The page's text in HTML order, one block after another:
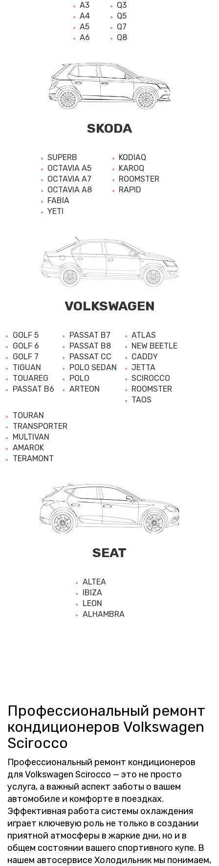
A3
A4
A5
A6
Q3
Q5
Q7
Q8
SKODA
SUPERB
OCTAVIA A5
OCTAVIA A7
OCTAVIA A8
FABIA
YETI
KODIAQ
KAROQ
ROOMSTER
RAPID
VOLKSWAGEN
GOLF 5
GOLF 6
GOLF 7
TIGUAN
TOUAREG
PASSAT B6
PASSAT B7
PASSAT B8
PASSAT CC
POLO SEDAN
POLO
ARTEON
ATLAS
NEW BEETLE
CADDY
JETTA
SCIROCCO
ROOMSTER
TAOS
TOURAN
TRANSPORTER
MULTIVAN
AMAROK
TERAMONT
SEAT
ALTEA
IBIZA
LEON
ALHAMBRA
Профессиональный ремонт
кондиционеров Volkswagen
Scirocco
Профессиональный ремонт кондиционеров
для Volkswagen Scirocco — это не просто
услуга, а важный аспект заботы о вашем
автомобиле и комфорте в поездках.
Эффективная работа системы охлаждения
играет ключевую роль не только в создании
приятной атмосферы в жаркие дни, но и в
общем состоянии вашего спортивного купе. В
нашем автосервисе Холодильник мы понимаем,